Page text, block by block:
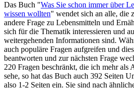
Das Buch "Was Sie schon immer über
wissen wollten" wendet sich an alle, die
andere Frage zu Lebensmitteln und
sich für die Thematik interessieren und
weitergehenden Informationen sind.
auch populäre Fragen aufgreifen und
beantworten und zur nächsten Frage
220 Fragen beschränkt, die ich mehr als
sehe, so hat das Buch auch 392 Seiten
also 1-2 Seiten ein. Sie sind nach